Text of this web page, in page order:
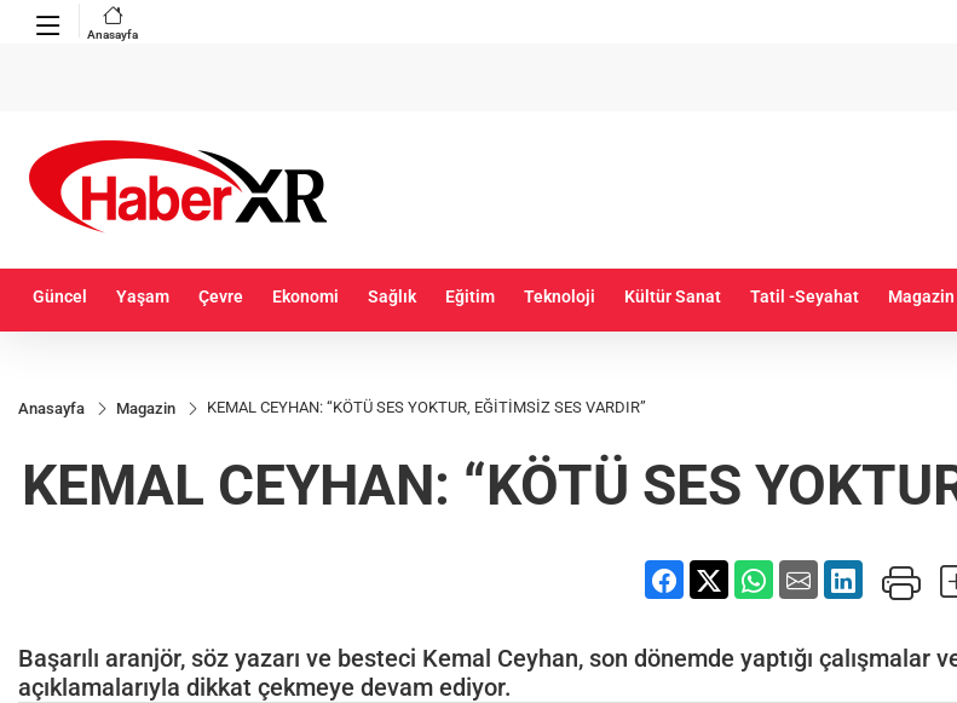
Anasayfa
Güncel Yaşam Çevre Ekonomi Sağlık Eğitim Teknoloji Kültür Sanat Tatil -Seyahat Magazin
Anasayfa Magazin KEMAL CEYHAN: “KÖTÜ SES YOKTUR, EĞİTİMSİZ SES VARDIR”
KEMAL CEYHAN: “KÖTÜ SES
Başarılı aranjör, söz yazarı ve besteci Kemal Ceyhan, son dönemde yaptığı çalışmalar
açıklamalarıyla dikkat çekmeye devam ediyor.